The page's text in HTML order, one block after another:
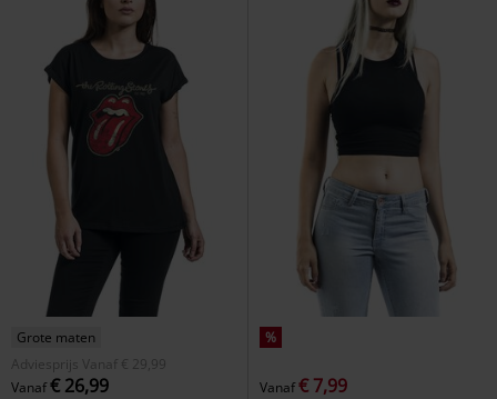
Grote maten
Adviesprijs
Vanaf € 29,99
Vanaf€ 26,99
%
Vanaf€ 7,99